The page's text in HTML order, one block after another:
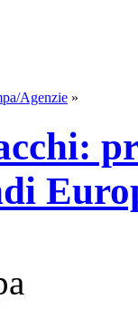
Agenzie »